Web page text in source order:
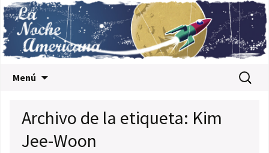
Menú Buscar:
Archivo de la etiqueta: Kim
Jee-Woon